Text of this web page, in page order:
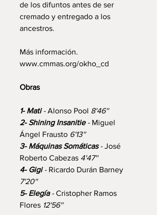
de los difuntos antes de ser
cremado y entregado a los
ancestros.
Más información.
www.cmmas.org/okho_cd
Obras
1- Mati- Alonso Pool 8'46''
2- Shining Insanitie - Miguel
Ángel Frausto 6'13''
3- Máquinas Somáticas- José
Roberto Cabezas 4'47''
4- Gigi- Ricardo Durán Barney
7'20''
5- Elegía- Cristopher Ramos
Flores 12'56''